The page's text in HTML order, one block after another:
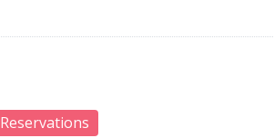
Reservations